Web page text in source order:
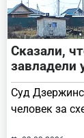
Сказали,
завладели
Суд
человек за